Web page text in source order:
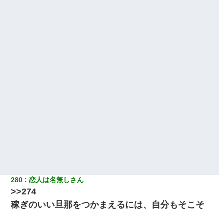
280 恋人は名無しさん
>>274
稼ぎのいい旦那をつかまえるには、自分もそこそ